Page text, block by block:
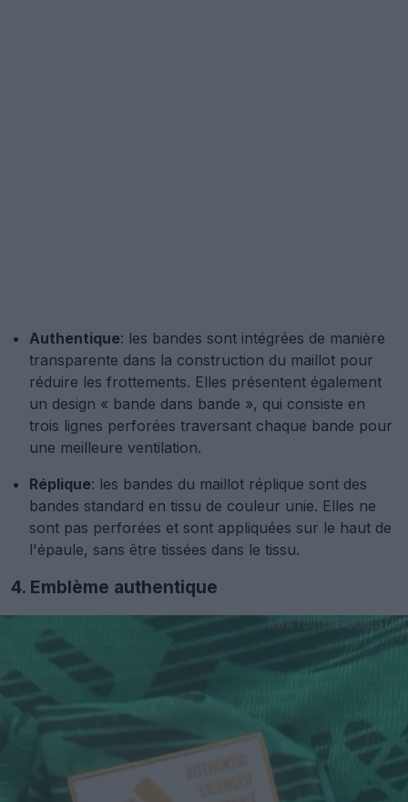
Authentique: les bandes sont intégrées de manière
transparente dans la construction du maillot pour
réduire les frottements. Elles présentent également
un design « bande dans bande », qui consiste en
trois lignes perforées traversant chaque bande pour
une meilleure ventilation.
Réplique: les bandes du maillot réplique sont des
bandes standard en tissu de couleur unie. Elles ne
sont pas perforées et sont appliquées sur le haut de
l'épaule, sans être tissées dans le tissu.
4. Emblème authentique